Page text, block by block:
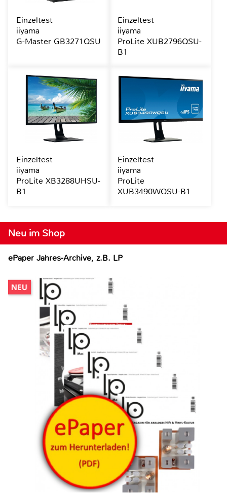
Neu im Shop
ePaper Jahres-Archive, z.B. LP
Einzeltest
iiyama
G-Master GB3271QSU
Einzeltest
iiyama
ProLite XUB2796QSU-
B1
Einzeltest
iiyama
ProLite XB3288UHSU-
B1
Einzeltest
iiyama
ProLite
XUB3490WQSU-B1